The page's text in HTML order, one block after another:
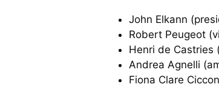
John Elkann
Robert Peugeot
Henri de Castries
Andrea Agnelli
Fiona Clare